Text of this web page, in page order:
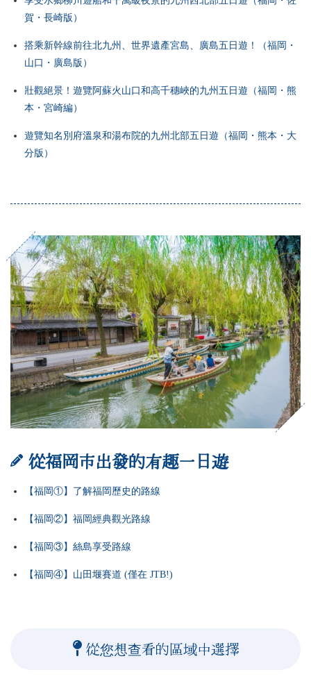
賀・長崎版）
搭乘新幹線前往北九州、世界遺產宮島、廣島五日遊！（福岡・
山口・廣島版）
壯觀絕景！遊覽阿蘇火山口和高千穗峽的九州五日遊（福岡・熊
本・宮崎編）
遊覽知名別府溫泉和湯布院的九州北部五日遊（福岡・熊本・大
分版）
從福岡市出發的有趣一日遊
【福岡①】了解福岡歷史的路線
【福岡②】福岡經典觀光路線
【福岡③】絲島享受路線
【福岡④】山田堰賽道 (僅在 JTB!)
從您想查看的區域中選擇